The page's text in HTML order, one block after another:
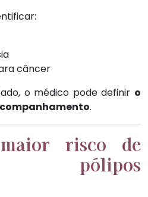
câncer
o médico pode definir o
.
risco de
pólipos